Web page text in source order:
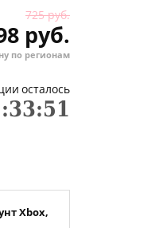
725 руб.
руб.
по регионам
осталось
:33:50
Xbox,